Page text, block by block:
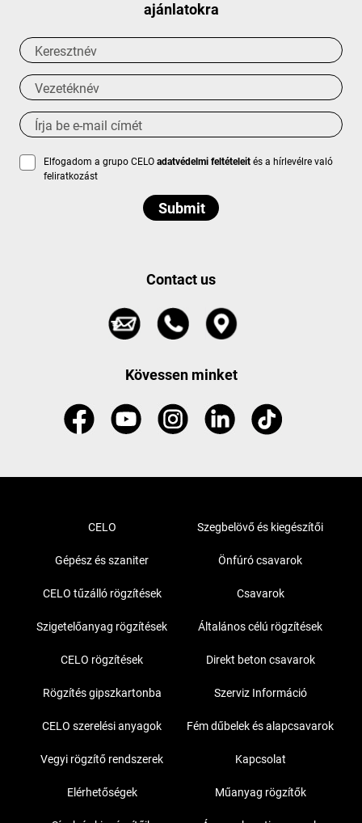
ajánlatokra
Elfogadom a grupo CELOadatvédelmi feltételeit és a hírlevélre való
feliratkozást
Contact us
Kövessen minket
CELO Szegbelövő és kiegészítői
Gépész és szaniter Önfúró csavarok
CELO tűzálló rögzítések Csavarok
Szigetelőanyag rögzítések Általános célú rögzítések
CELO rögzítések Direkt beton csavarok
Rögzítés gipszkartonba Szerviz Információ
CELO szerelési anyagok Fém dűbelek és alapcsavarok
Vegyi rögzítő rendszerek Kapcsolat
Elérhetőségek Műanyag rögzítők